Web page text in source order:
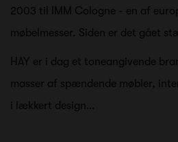
2003 til IMM Cologne - en af
møbelmesser. Siden er det gået
HAY er i dag et toneangivende
masser af spændende møbler,
i lækkert design…